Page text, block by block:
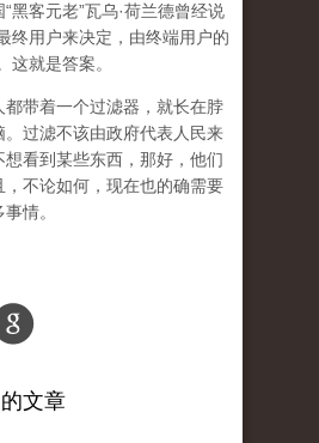
黑客元老”瓦乌·荷兰德曾经说
终用户来决定，由终端用户的
这就是答案。
都带着一个过滤器，就长在脖
过滤不该由政府代表人民来
看到某些东西，那好，他们
，不论如何，现在也的确需要
情。
文章